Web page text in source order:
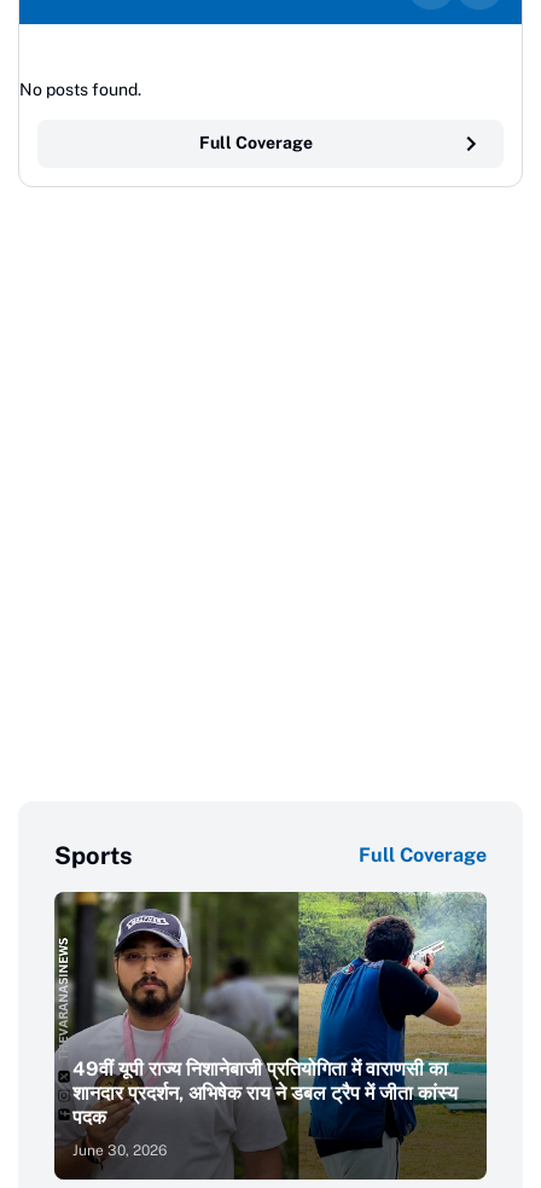
No posts found.
Full Coverage
Sports Full Coverage
49वीं यूपी राज्य निशानेबाजी प्रतियोगिता में वाराणसी का
शानदार प्रदर्शन, अभिषेक राय ने डबल ट्रैप में जीता कांस्य
पदक
June 30, 2026